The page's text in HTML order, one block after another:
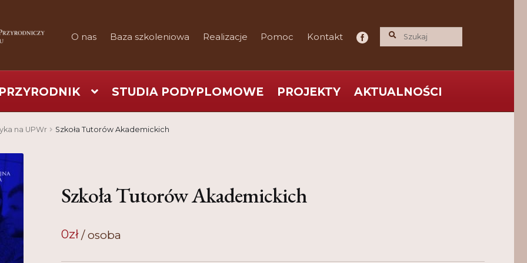
O nas Baza szkoleniowa Realizacje Pomoc Kontakt
STUDIA PODYPLOMOWE PROJEKTY AKTUALNOŚCI
Checkout Konferencje Kontakt My Account
na UPWr Szkoła Tutorów Akademickich
Szkoła Tutorów Akademickich
0zł